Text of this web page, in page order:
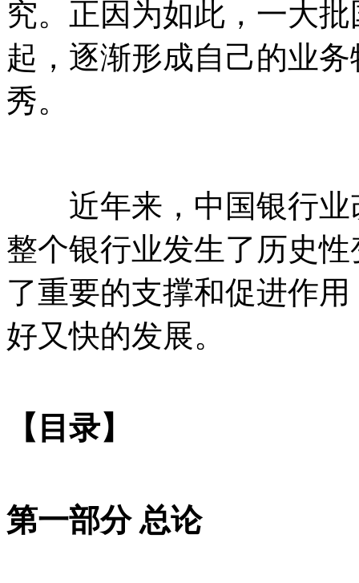
究。正因为如此，一大
起，逐渐形成自己的业
秀。
近年来，中国银行业
整个银行业发生了历史
了重要的支撑和促进作
好又快的发展。
【目录】
第一部分 总论